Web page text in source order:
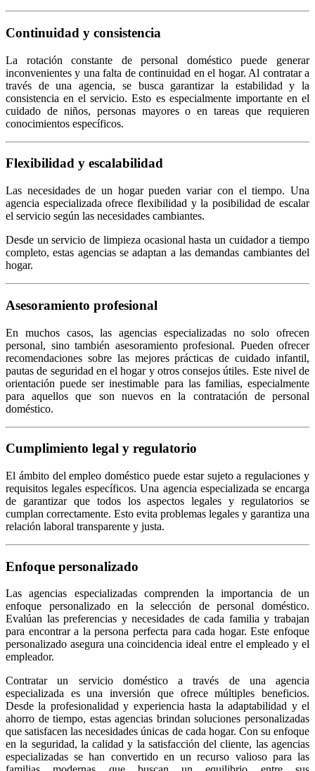
Continuidad y consistencia
La rotación constante de personal doméstico puede generar
inconvenientes y una falta de continuidad en el hogar. Al contratar a
través de una agencia, se busca garantizar la estabilidad y la
consistencia en el servicio. Esto es especialmente importante en el
cuidado de niños, personas mayores o en tareas que requieren
conocimientos específicos.
Flexibilidad y escalabilidad
Las necesidades de un hogar pueden variar con el tiempo. Una
agencia especializada ofrece flexibilidad y la posibilidad de escalar
el servicio según las necesidades cambiantes.
Desde un servicio de limpieza ocasional hasta un cuidador a tiempo
completo, estas agencias se adaptan a las demandas cambiantes del
hogar.
Asesoramiento profesional
En muchos casos, las agencias especializadas no solo ofrecen
personal, sino también asesoramiento profesional. Pueden ofrecer
recomendaciones sobre las mejores prácticas de cuidado infantil,
pautas de seguridad en el hogar y otros consejos útiles. Este nivel de
orientación puede ser inestimable para las familias, especialmente
para aquellos que son nuevos en la contratación de personal
doméstico.
Cumplimiento legal y regulatorio
El ámbito del empleo doméstico puede estar sujeto a regulaciones y
requisitos legales específicos. Una agencia especializada se encarga
de garantizar que todos los aspectos legales y regulatorios se
cumplan correctamente. Esto evita problemas legales y garantiza una
relación laboral transparente y justa.
Enfoque personalizado
Las agencias especializadas comprenden la importancia de un
enfoque personalizado en la selección de personal doméstico.
Evalúan las preferencias y necesidades de cada familia y trabajan
para encontrar a la persona perfecta para cada hogar. Este enfoque
personalizado asegura una coincidencia ideal entre el empleado y el
empleador.
Contratar un servicio doméstico a través de una agencia
especializada es una inversión que ofrece múltiples beneficios.
Desde la profesionalidad y experiencia hasta la adaptabilidad y el
ahorro de tiempo, estas agencias brindan soluciones personalizadas
que satisfacen las necesidades únicas de cada hogar. Con su enfoque
en la seguridad, la calidad y la satisfacción del cliente, las agencias
especializadas se han convertido en un recurso valioso para las